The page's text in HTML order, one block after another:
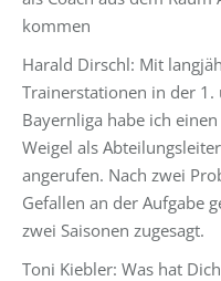
kommen
Harald Dirschl: Mit
Trainerstationen in der 1.
Bayernliga habe ich
Weigel als
angerufen. Nach zwei
Gefallen an der Aufgabe
zwei Saisonen zugesagt.
Toni Kiebler: Was hat